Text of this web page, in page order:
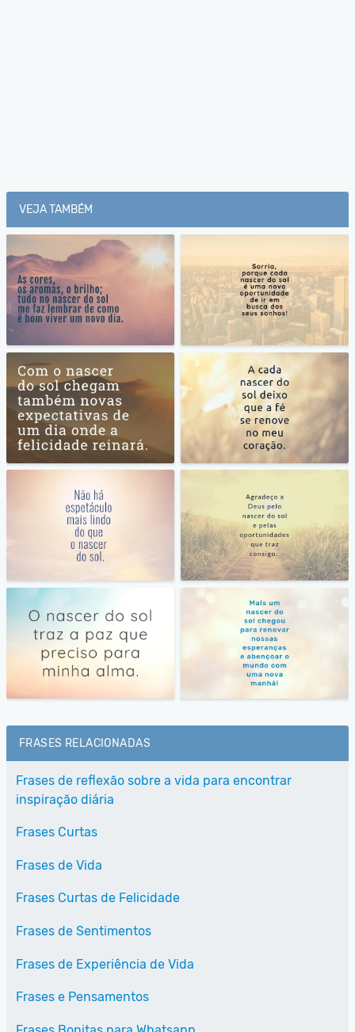
VEJA TAMBÉM
FRASES RELACIONADAS
Frases de reflexão sobre a vida para encontrar
inspiração diária
Frases Curtas
Frases de Vida
Frases Curtas de Felicidade
Frases de Sentimentos
Frases de Experiência de Vida
Frases e Pensamentos